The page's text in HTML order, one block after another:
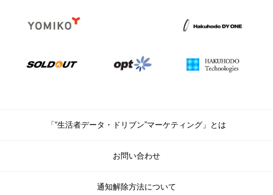
「“生活者データ・ドリブン”マーケティング」とは
お問い合わせ
通知解除方法について